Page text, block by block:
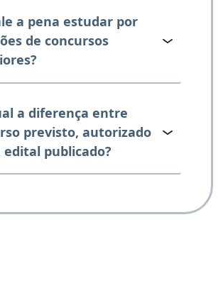
a pena estudar por
de concursos
a diferença entre
previsto, autorizado
edital publicado?